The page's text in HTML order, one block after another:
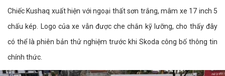
Chiếc Kushaq xuất hiện với ngoại thất sơn trắng, mâm xe 17 inch 5
chấu kép. Logo của xe vẫn được che chắn kỹ lưỡng, cho thấy đây
có thể là phiên bản thử nghiệm trước khi Skoda công bố thông tin
chính thức.